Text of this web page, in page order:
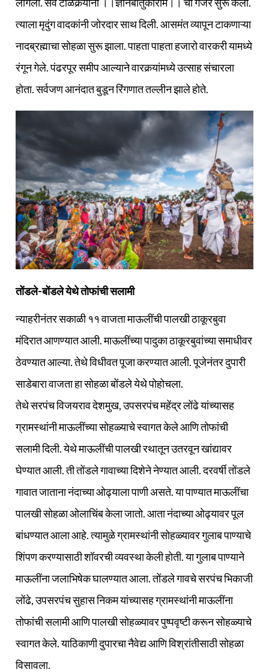
त्याला मृदुंग वादकांनी जोरदार साथ दिली. आसमंत व्यापून टाकणाऱ्या
नादब्रह्माचा सोहळा सुरू झाला. पाहता पाहता हजारो वारकरी यामध्ये
रंगून गेले. पंढरपूर समीप आल्याने वारकर्‍यांमध्ये उत्साह संचारला
होता. सर्वजण आनंदात बुडून रिंगणात तल्लीन झाले होते.
तोंडले-बोंडले येथे तोफांची सलामी
न्याहरीनंतर सकाळी ११ वाजता माऊलींची पालखी ठाकूरबुवा
मंदिरात आणण्यात आली. माऊलींच्या पादुका ठाकूरबुवांच्या समाधीवर
ठेवण्यात आल्या. तेथे विधीवत पूजा करण्यात आली. पूजेनंतर दुपारी
साडेबारा वाजता हा सोहळा बोंडले येथे पोहोचला.
तेथे सरपंच विजयराव देशमुख, उपसरपंच महेंद्र लोंढे यांच्यासह
ग्रामस्थांनी माऊलींच्या सोहळ्याचे स्वागत केले आणि तोफांची
सलामी दिली. येथे माऊलींची पालखी रथातून उतरवून खांद्यावर
घेण्यात आली. ती तोंडले गावाच्या दिशेने नेण्यात आली. दरवर्षी तोंडले
गावात जाताना नंदाच्या ओढ्याला पाणी असते. या पाण्यात माऊलींचा
पालखी सोहळा ओलाचिंब केला जातो. आता नंदाच्या ओढ्यावर पूल
बांधण्यात आला आहे. त्यामुळे ग्रामस्थांनी सोहळ्यावर गुलाब पाण्याचे
शिंपण करण्यासाठी शॉवरची व्यवस्था केली होती. या गुलाब पाण्याने
माऊलींना जलाभिषेक घालण्यात आला. तोंडले गावचे सरपंच भिकाजी
लोंढे, उपसरपंच सुहास निकम यांच्यासह ग्रामस्थांनी माऊलींना
तोफांची सलामी आणि पालखी सोहळ्यावर पुष्पवृष्टी करून सोहळ्याचे
स्वागत केले. याठिकाणी दुपारचा नैवेद्य आणि विश्रांतीसाठी सोहळा
विसावला.